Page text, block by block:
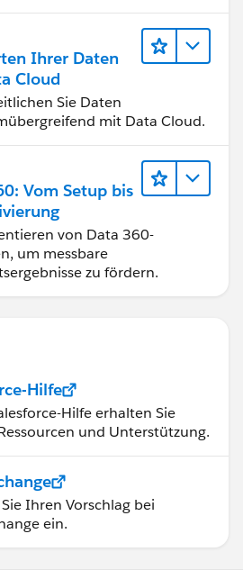
Ihrer Daten
Cloud
Sie Daten
mit Data Cloud.
Vom Setup bis
von Data 360-
um messbare
zu fördern.
Hilfe
Hilfe erhalten Sie
und Unterstützung.
Ihren Vorschlag bei
ein.